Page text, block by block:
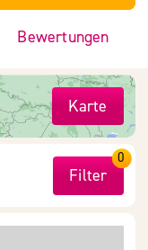
Bewertungen
Karte
Filter
0